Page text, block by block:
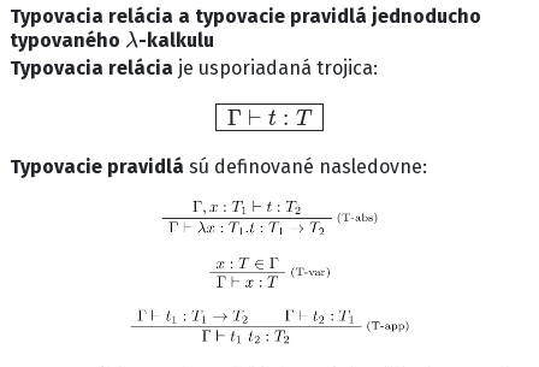
Typovacia relácia a typovacie pravidlá jednoducho
typovaného
λ
-kalkulu
Typovacia relácia je usporiadaná trojica:
Γ⊢t:T
Typovacie pravidlá sú definované nasledovne: